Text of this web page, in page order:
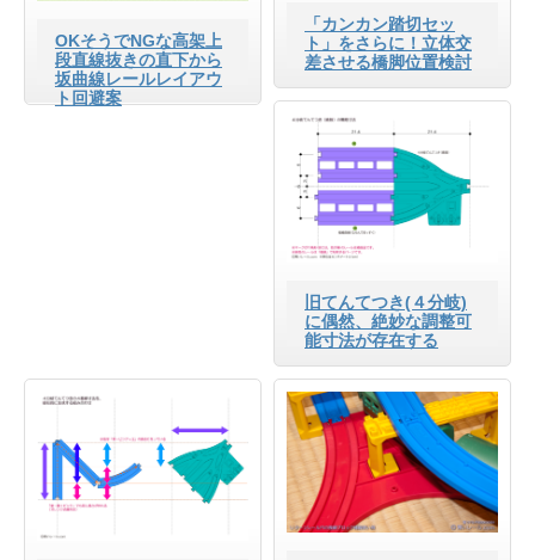
OKそうでNGな高架上
段直線抜きの直下から
坂曲線レールレイアウ
ト回避案
「カンカン踏切セッ
ト」をさらに！立体交
差させる橋脚位置検討
旧てんてつき(４分岐)
に偶然、絶妙な調整可
能寸法が存在する